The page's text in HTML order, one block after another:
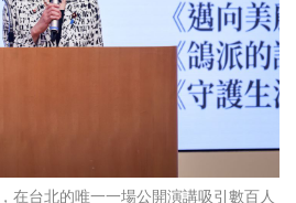
在台北的唯一一場公開演講吸引數百人